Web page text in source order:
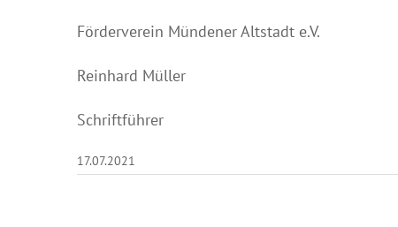
Förderverein Mündener Altstadt e.V.
Reinhard Müller
Schriftführer
17.07.2021